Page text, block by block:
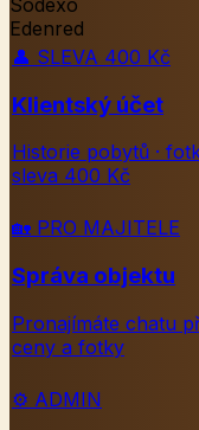
Sodexo
Edenred
👤 SLEVA 400 Kč
Klientský účet
Historie pobytů ·
sleva 400 Kč
🏡 PRO MAJITELE
Správa objektu
Pronajímáte chatu
ceny a fotky
⚙️ ADMIN